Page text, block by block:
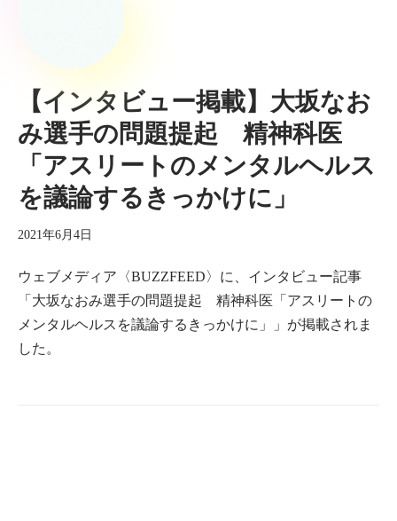
【インタビュー掲載】大坂なお
み選手の問題提起 精神科医
「アスリートのメンタルヘルス
を議論するきっかけに」
2021年6月4日
ウェブメディア〈BUZZFEED〉に、インタビュー記事
「大坂なおみ選手の問題提起 精神科医「アスリートの
メンタルヘルスを議論するきっかけに」」が掲載されま
した。